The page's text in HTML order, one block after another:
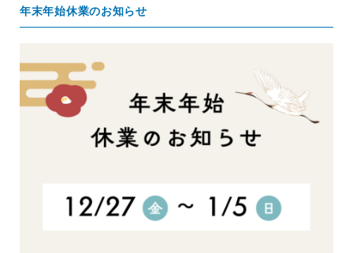
年末年始休業のお知らせ